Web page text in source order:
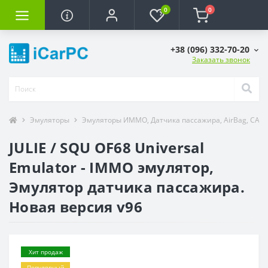
0 0
+38 (096) 332-70-20
Заказать звонок
Эмуляторы Эмуляторы ИММО, Датчика пассажира, AirBag, CAN
JULIE / SQU OF68 Universal
Emulator - IMMO эмулятор,
Эмулятор датчика пассажира.
Новая версия v96
Хит продаж